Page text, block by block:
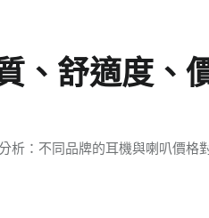
、舒適度、
：不同品牌的耳機與喇叭價格